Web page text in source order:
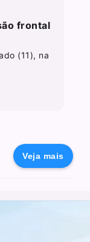
frontal
(11), na
Veja mais